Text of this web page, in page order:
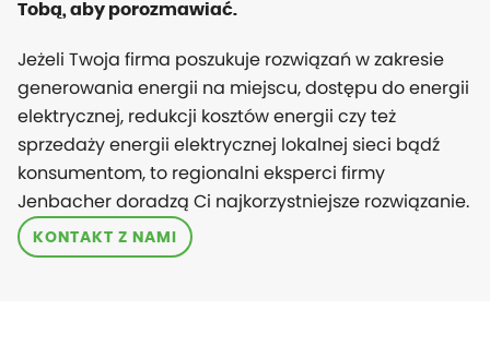
Tobą, aby porozmawiać.
Jeżeli Twoja firma poszukuje rozwiązań w zakresie
generowania energii na miejscu, dostępu do energii
elektrycznej, redukcji kosztów energii czy też
sprzedaży energii elektrycznej lokalnej sieci bądź
konsumentom, to regionalni eksperci firmy
Jenbacher doradzą Ci najkorzystniejsze rozwiązanie.
KONTAKT Z NAMI